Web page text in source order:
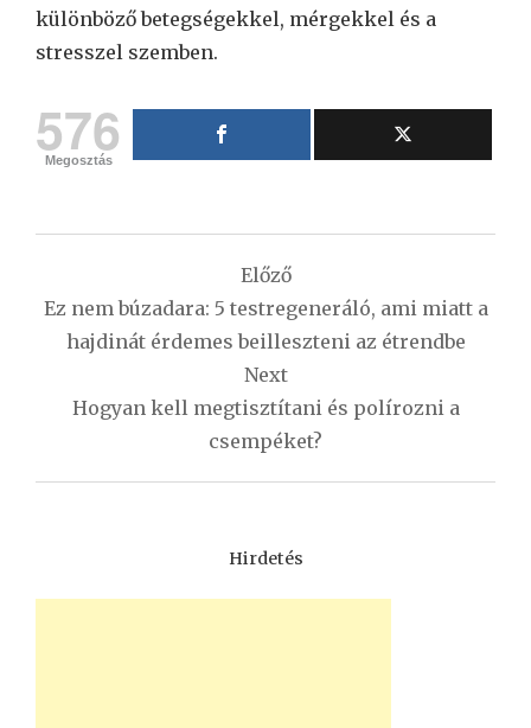
különböző betegségekkel, mérgekkel és a
stresszel szemben.
576
Megosztás
navigáció
Előző
Ez nem búzadara: 5 testregeneráló, ami miatt a
hajdinát érdemes beilleszteni az étrendbe
Next
Hogyan kell megtisztítani és polírozni a
csempéket?
Hirdetés